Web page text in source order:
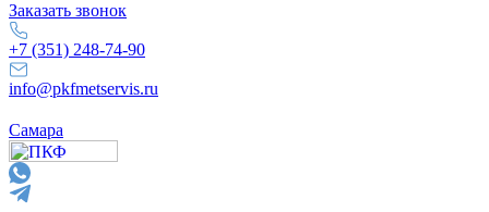
Заказать звонок
+7 (351) 248-74-90
info@pkfmetservis.ru
Самара